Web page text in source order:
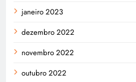
janeiro 2023
dezembro 2022
novembro 2022
outubro 2022